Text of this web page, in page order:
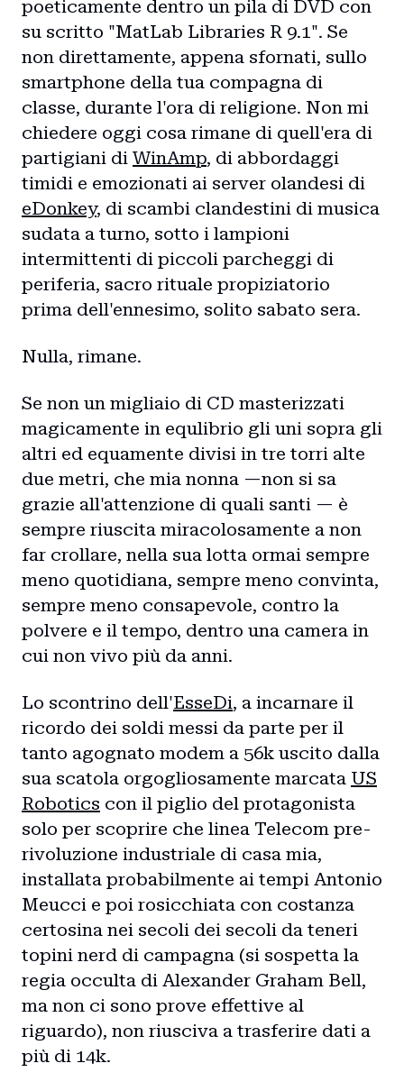
poeticamente dentro un pila di DVD con
su scritto "MatLab Libraries R 9.1". Se
non direttamente, appena sfornati, sullo
smartphone della tua compagna di
classe, durante l'ora di religione. Non mi
chiedere oggi cosa rimane di quell'era di
partigiani di WinAmp, di abbordaggi
timidi e emozionati ai server olandesi di
eDonkey, di scambi clandestini di musica
sudata a turno, sotto i lampioni
intermittenti di piccoli parcheggi di
periferia, sacro rituale propiziatorio
prima dell'ennesimo, solito sabato sera.
Nulla, rimane.
Se non un migliaio di CD masterizzati
magicamente in equlibrio gli uni sopra gli
altri ed equamente divisi in tre torri alte
due metri, che mia nonna —non si sa
grazie all'attenzione di quali santi — è
sempre riuscita miracolosamente a non
far crollare, nella sua lotta ormai sempre
meno quotidiana, sempre meno convinta,
sempre meno consapevole, contro la
polvere e il tempo, dentro una camera in
cui non vivo più da anni.
Lo scontrino dell'EsseDi, a incarnare il
ricordo dei soldi messi da parte per il
tanto agognato modem a 56k uscito dalla
sua scatola orgogliosamente marcata US
Robotics con il piglio del protagonista
solo per scoprire che linea Telecom pre-
rivoluzione industriale di casa mia,
installata probabilmente ai tempi Antonio
Meucci e poi rosicchiata con costanza
certosina nei secoli dei secoli da teneri
topini nerd di campagna (si sospetta la
regia occulta di Alexander Graham Bell,
ma non ci sono prove effettive al
riguardo), non riusciva a trasferire dati a
più di 14k.